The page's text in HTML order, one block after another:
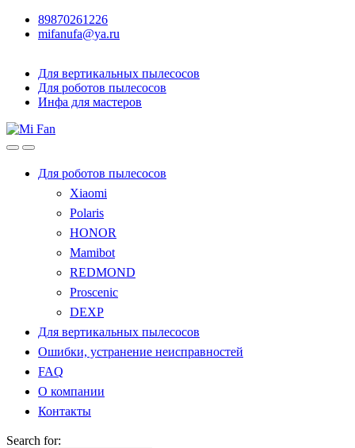
89870261226
mifanufa@ya.ru
Для вертикальных пылесосов
Для роботов пылесосов
Инфа для мастеров
Для роботов пылесосов
Xiaomi
Polaris
HONOR
Mamibot
REDMOND
Proscenic
DEXP
Для вертикальных пылесосов
Ошибки, устранение неисправностей
FAQ
О компании
Контакты
Search for: